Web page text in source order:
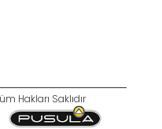
Hakları Saklıdır